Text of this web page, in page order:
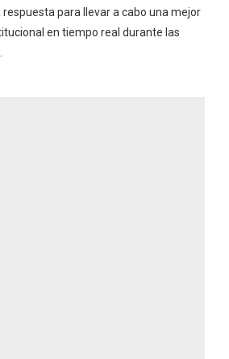
para llevar a cabo una mejor
en tiempo real durante las